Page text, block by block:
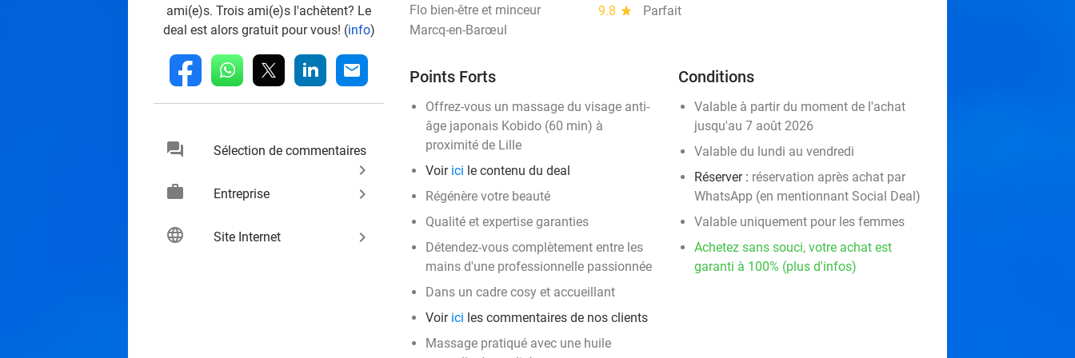
ami(e)s. Trois ami(e)s l'achètent? Le
deal est alors gratuit pour vous! (info)
fb whatsapp linkedin mail
chat Sélection de commentaires
keyboard_arrow_right
work
Entreprise keyboard_arrow_right
language Site Internet keyboard_arrow_right
Flo bien-être et minceur 9.8 star
Parfait
Marcq-en-Barœul
Points Forts
Offrez-vous un massage du visage anti-
âge japonais Kobido (60 min) à
proximité de Lille
Voir ici le contenu du deal
Régénère votre beauté
Qualité et expertise garanties
Détendez-vous complètement entre les
mains d'une professionnelle passionnée
Dans un cadre cosy et accueillant
Voir ici les commentaires de nos clients
Massage pratiqué avec une huile
Conditions
Valable à partir du moment de l'achat
jusqu'au 7 août 2026
Valable du lundi au vendredi
Réserver : réservation après achat par
WhatsApp (en mentionnant Social Deal)
Valable uniquement pour les femmes
Achetez sans souci, votre achat est
garanti à 100% (plus d'infos)